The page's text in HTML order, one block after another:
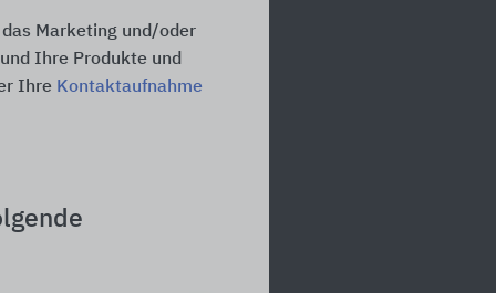
Marketing und/oder
Ihre Produkte und
Ihre Kontaktaufnahme